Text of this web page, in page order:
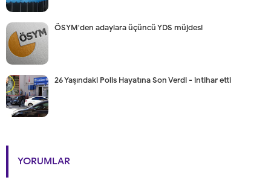
ÖSYM'den adaylara üçüncü YDS müjdesi
26 Yaşındaki Polis Hayatına Son Verdi - intihar etti
YORUMLAR